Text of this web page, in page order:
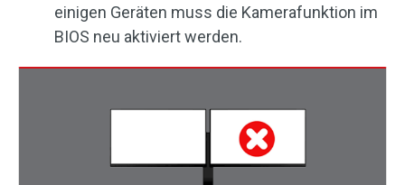
einigen Geräten muss die Kamerafunktion im
BIOS neu aktiviert werden.